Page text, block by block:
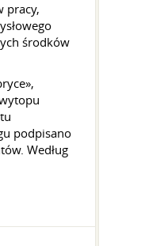
pracy,
środków
podpisano
Według